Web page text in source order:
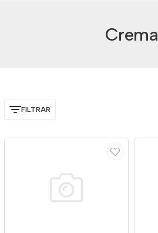
Crema
FILTRAR